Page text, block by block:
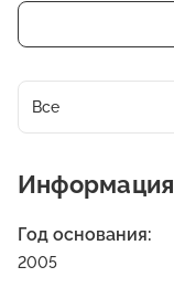
Все
Информация
Год основания:
2005